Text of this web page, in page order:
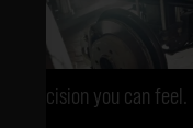
Precision you can feel.